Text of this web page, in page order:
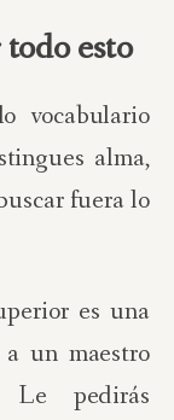
esto
vocabulario
alma,
fuera lo
es una
un maestro
Le pedirás